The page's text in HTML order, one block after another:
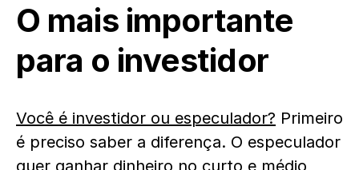
O mais importante
para o investidor
Você é investidor ou especulador? Primeiro
é preciso saber a diferença. O especulador
quer ganhar dinheiro no curto e médio